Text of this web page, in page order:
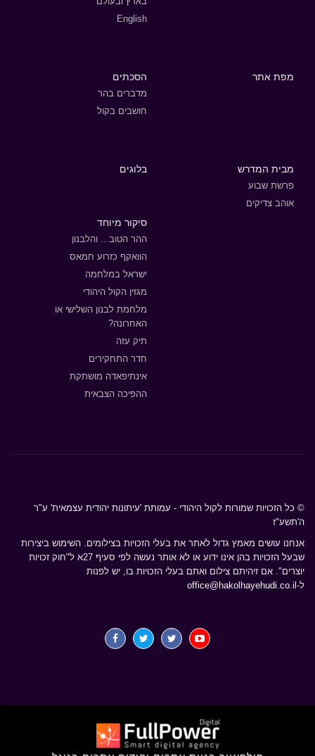
English
מפת אתר הסכתים
מדברים בהר
חושבים בקול
מבית המדרש
פרשת שבוע
אוהב צדיקים
בלוגים
סיקור מיוחד
ההר הטוב... והלבנון
הוואקף כזרוע חמאס
ישראל במלחמה
מגזין הקול היהודי
מלחמת לבנון השלישי או
האחרונה?
תיק עזה
חדר התחקירים
אינתיפאדה מושתקת
ההפיכה הצבאית
© כל הזכויות שמורות לקול היהודי - עמותת 'עיתונות יהודית עצמאית' ע"ר
ה'תשע"ז
אנחנו עושים מאמץ גדול לאתר את בעלי הזכויות בצילומים. השימוש ביצירות
שבעל הזכויות בהן אינו ידוע או לא אותר נעשה לפי סעיף 27א ל"חוק זכויות
יוצרים". אם זיהיתם צילום ואתם בעלי הזכויות בו, יש לפנות
ל- office@hakolhayehudi.co.il